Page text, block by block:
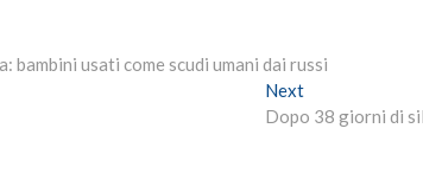
bambini usati come scudi umani dai russi
NextNext
post:
Dopo 38 giorni di